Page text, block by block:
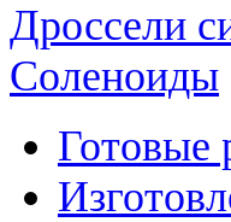
Дроссели
Соленоиды
Готовые